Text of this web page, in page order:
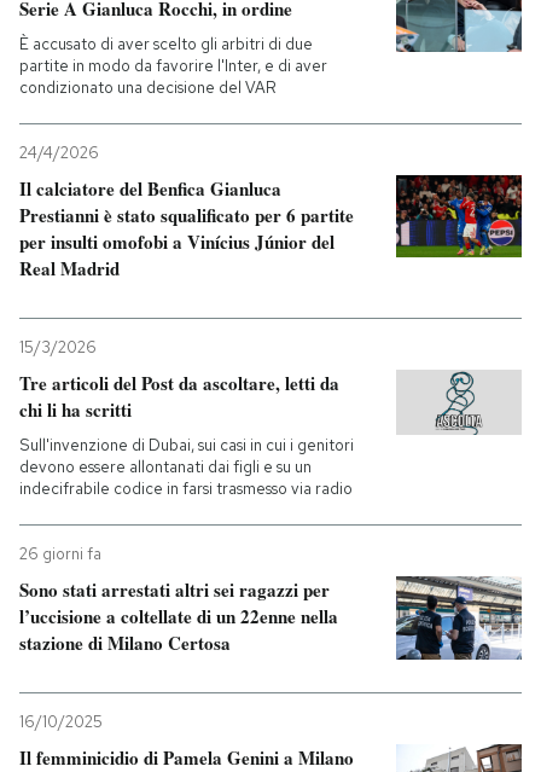
AREA PERSONALE
Entra
Serie A Gianluca Rocchi, in ordine
È accusato di aver scelto gli arbitri di due
partite in modo da favorire l'Inter, e di aver
condizionato una decisione del VAR
24/4/2026
Il calciatore del Benfica Gianluca
Prestianni è stato squalificato per 6 partite
per insulti omofobi a Vinícius Júnior del
Real Madrid
15/3/2026
Tre articoli del Post da ascoltare, letti da
chi li ha scritti
Sull'invenzione di Dubai, sui casi in cui i genitori
devono essere allontanati dai figli e su un
indecifrabile codice in farsi trasmesso via radio
26 giorni fa
Sono stati arrestati altri sei ragazzi per
l’uccisione a coltellate di un 22enne nella
stazione di Milano Certosa
16/10/2025
Il femminicidio di Pamela Genini a Milano